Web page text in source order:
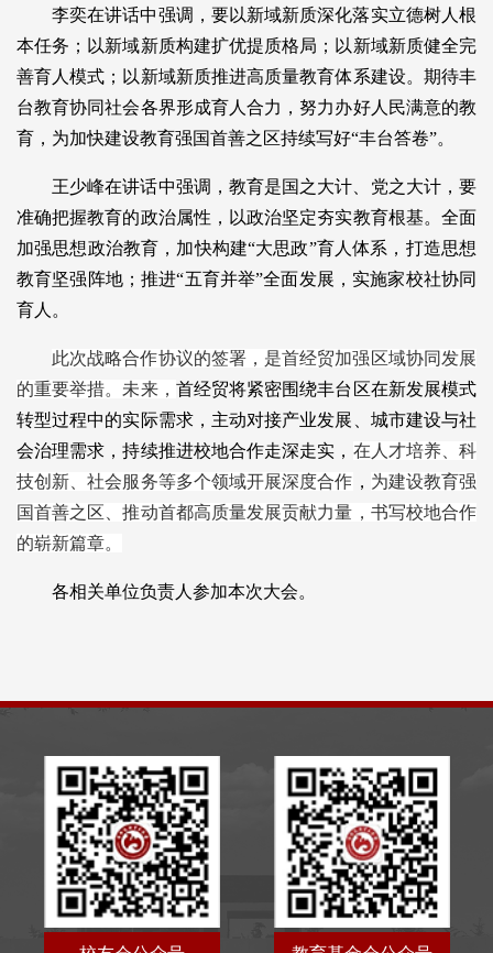
李奕在讲话中强调，要以新域新质深化落实立德树人根
本任务；以新域新质构建扩优提质格局；以新域新质健全完
善育人模式；以新域新质推进高质量教育体系建设。期待丰
台教育协同社会各界形成育人合力，努力办好人民满意的教
育，为加快建设教育强国首善之区持续写好“丰台答卷”。
王少峰在讲话中强调，教育是国之大计、党之大计，要
准确把握教育的政治属性，以政治坚定夯实教育根基。全面
加强思想政治教育，加快构建“大思政”育人体系，打造思想
教育坚强阵地；推进“五育并举”全面发展，实施家校社协同
育人。
此次战略合作协议的签署，是首经贸加强区域协同发展
的重要举措。未来， 首经贸将紧密围绕丰台区在新发展模式
转型过程中的实际需求，主动对接产业发展、城市建设与社
会治理需求，持续推进校地合作走深走实， 在人才培养、科
技创新、社会服务等多个领域开展深度合作 ， 为建设教育强
国首善之区、推动首都高质量发展贡献力量，书写校地合作
的崭新篇章。
各相关单位负责人参加本次大会。